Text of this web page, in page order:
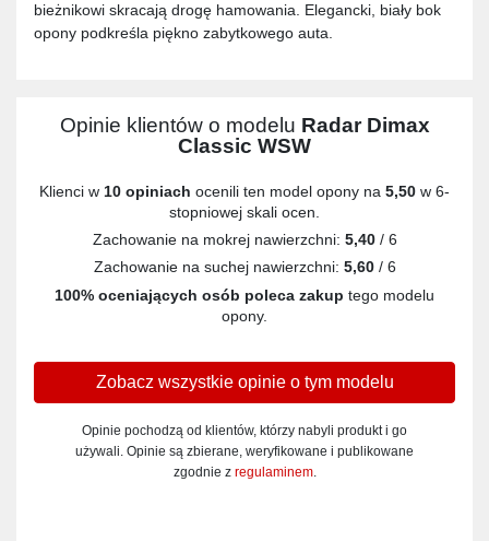
bieżnikowi skracają drogę hamowania. Elegancki, biały bok
opony podkreśla piękno zabytkowego auta.
Opinie klientów o modelu Radar Dimax
Classic WSW
Klienci w 10 opiniach ocenili ten model opony na 5,50 w 6-
stopniowej skali ocen.
Zachowanie na mokrej nawierzchni: 5,40/ 6
Zachowanie na suchej nawierzchni: 5,60/ 6
100% oceniających osób poleca zakup tego modelu
opony.
Zobacz wszystkie opinie o tym modelu
Opinie pochodzą od klientów, którzy nabyli produkt i go
używali. Opinie są zbierane, weryfikowane i publikowane
zgodnie z regulaminem.